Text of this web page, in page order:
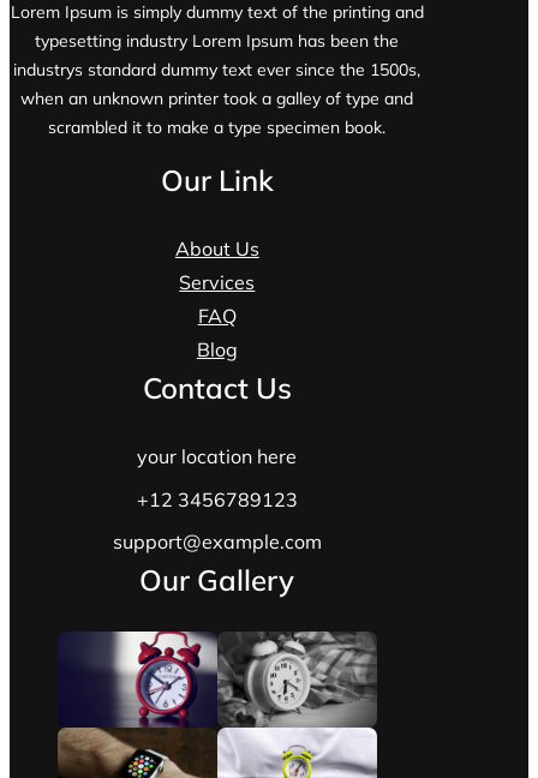
Lorem Ipsum is simply dummy text of the printing and
typesetting industry Lorem Ipsum has been the
industrys standard dummy text ever since the 1500s,
when an unknown printer took a galley of type and
scrambled it to make a type specimen book.
Our Link
About Us
Services
FAQ
Blog
Contact Us
your location here
+12 3456789123
support@example.com
Our Gallery